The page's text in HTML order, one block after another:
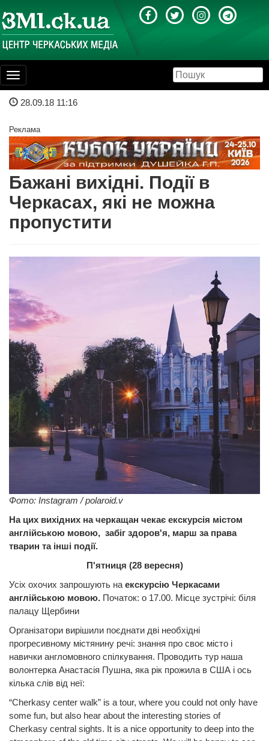
Toggle
navigation
28.09.18 11:16
Реклама
Бажані вихідні. Події в
Черкасах, які не можна
пропустити
Фото: Instagram / polaroid.v
На цих вихідних на черкащан чекає екскурсія містом
англійською мовою, забіг здоров'я, марш за права
тварин та інші події.
П'ятниця (28 вересня)
Усіх охочих запрошують на екскурсію Черкасами
англійською мовою. Початок: о 17.00. Місце зустрічі: біля
палацу Щербини
Організатори вирішили поєднати дві необхідні
прогресивному містянину речі: знання про своє місто і
навички англомовного спілкування. Проводить тур наша
волонтерка Анастасія Пушна, яка рік прожила в США і ось
кілька слів від неї:
“Cherkasy center walk” is a tour, where you could not only have
some fun, but also hear about the interesting stories of
Cherkasy central sights. It is a nice opportunity to deep into the